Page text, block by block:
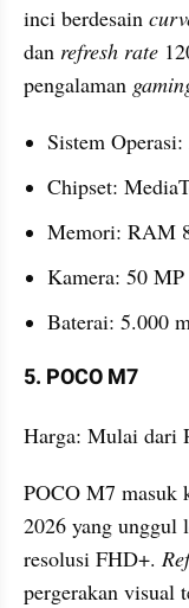
inci berdesain
dan refresh rate
pengalaman
Sistem
Chipset:
Memori: RAM
Kamera: 50
Baterai: 5.000
5. POCO M7
Harga: Mulai dari
POCO M7 masuk
2026 yang unggul
resolusi FHD+.